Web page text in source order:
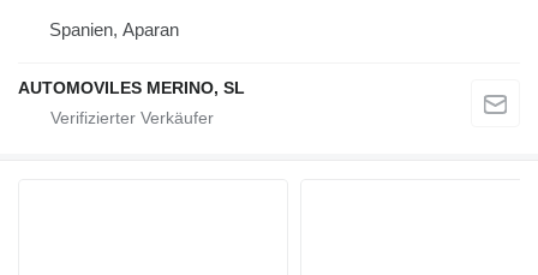
Spanien, Aparan
AUTOMOVILES MERINO, SL